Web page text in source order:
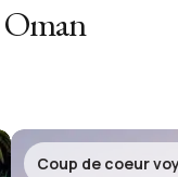
Oman
Coup de coeur